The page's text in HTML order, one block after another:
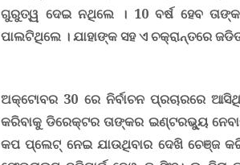
ଗୁରୁତ୍ୱ ଦେଇ ନଥିଲେ । 10 ବର୍ଷ ହେବ
ପାଲଟିଥିଲେ । ଯାହାଙ୍କ ସହ ଏ ଚକ୍ରାନ୍ତରେ
ଅକ୍ଟୋବର 30 ରେ ନିର୍ବାଚନ ପ୍ରଚାରରେ
କରିବାକୁ ଡିରେକ୍ଟର ତାଙ୍କର ଇଣ୍ଟରଭ୍ୟୁ
କପ ପ୍ଲେଟ୍ ନେଇ ଯାଉଥିବାର ଦେଖି ଚେଞ୍ଜ